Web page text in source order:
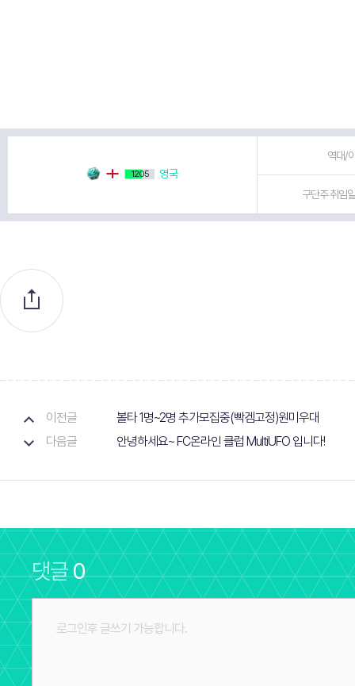
1205 영국
역대/
구단주 취임
이전글
볼타 1명~2명 추가모집중(빡겜고정)원미우대
다음글
안녕하세요~ FC온라인 클럽 MultiUFO 입니다!
댓글0